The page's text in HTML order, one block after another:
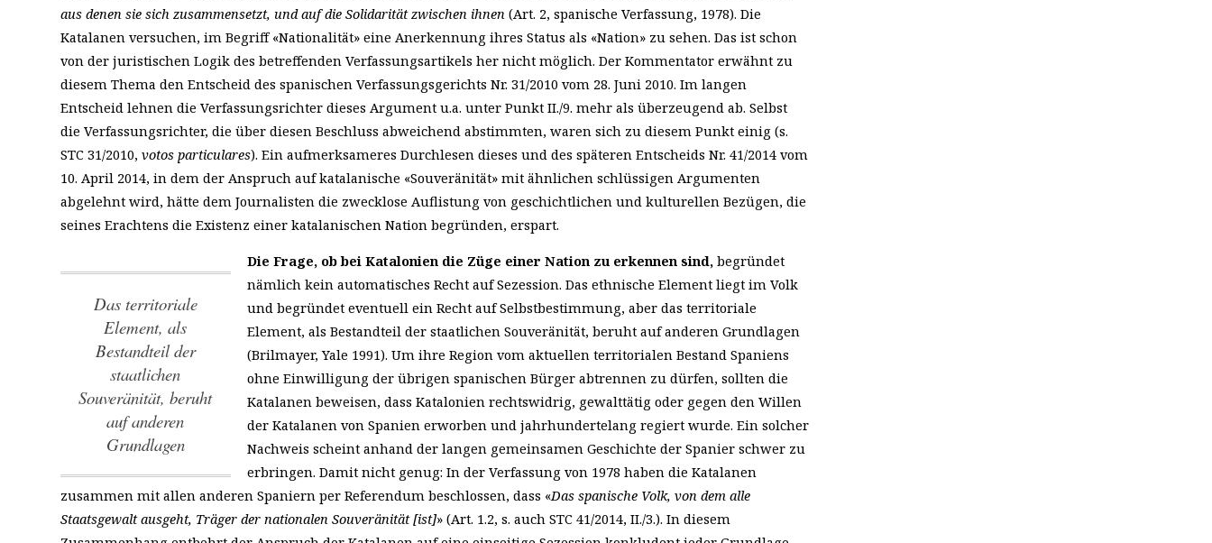
aus denen sie sich zusammensetzt, und auf die Solidarität zwischen ihnen (Art. 2, spanische Verfassung, 1978). Die
Katalanen versuchen, im Begriff «Nationalität» eine Anerkennung ihres Status als «Nation» zu sehen. Das ist schon
von der juristischen Logik des betreffenden Verfassungsartikels her nicht möglich. Der Kommentator erwähnt zu
diesem Thema den Entscheid des spanischen Verfassungsgerichts Nr. 31/2010 vom 28. Juni 2010. Im langen
Entscheid lehnen die Verfassungsrichter dieses Argument u.a. unter Punkt II./9. mehr als überzeugend ab. Selbst
die Verfassungsrichter, die über diesen Beschluss abweichend abstimmten, waren sich zu diesem Punkt einig (s.
STC 31/2010, votos particulares). Ein aufmerksameres Durchlesen dieses und des späteren Entscheids Nr. 41/2014 vom
10. April 2014, in dem der Anspruch auf katalanische «Souveränität» mit ähnlichen schlüssigen Argumenten
abgelehnt wird, hätte dem Journalisten die zwecklose Auflistung von geschichtlichen und kulturellen Bezügen, die
seines Erachtens die Existenz einer katalanischen Nation begründen, erspart.
das territoriale
Element, als
Bestandteil der
staatlichen
Souveränität, beruht
auf anderen
Grundlagen
Die Frage, ob bei Katalonien die Züge einer Nation zu erkennen sind, begründet
nämlich kein automatisches Recht auf Sezession. Das ethnische Element liegt im Volk
und begründet eventuell ein Recht auf Selbstbestimmung, aberdas territoriale
Element, als Bestandteil der staatlichen Souveränität, beruht auf anderen Grundlagen
(Brilmayer, Yale 1991). Um ihre Region vom aktuellen territorialen Bestand Spaniens
ohne Einwilligung der übrigen spanischen Bürger abtrennen zu dürfen, sollten die
Katalanen beweisen, dass Katalonien rechtswidrig, gewalttätig oder gegen den Willen
der Katalanen von Spanien erworben und jahrhundertelang regiert wurde. Ein solcher
Nachweis scheint anhand der langen gemeinsamen Geschichte der Spanier schwer zu
erbringen. Damit nicht genug: In der Verfassung von 1978 haben die Katalanen
zusammen mit allen anderen Spaniern per Referendum beschlossen, dass «Das spanische Volk, von dem alle
Staatsgewalt ausgeht, Träger der nationalen Souveränität [ist]» (Art. 1.2, s. auch STC 41/2014, II./3.). In diesem